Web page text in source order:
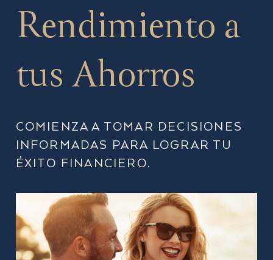
Rendimiento a
tus Ahorros
COMIENZA A TOMAR DECISIONES
INFORMADAS PARA LOGRAR TU
ÉXITO FINANCIERO.